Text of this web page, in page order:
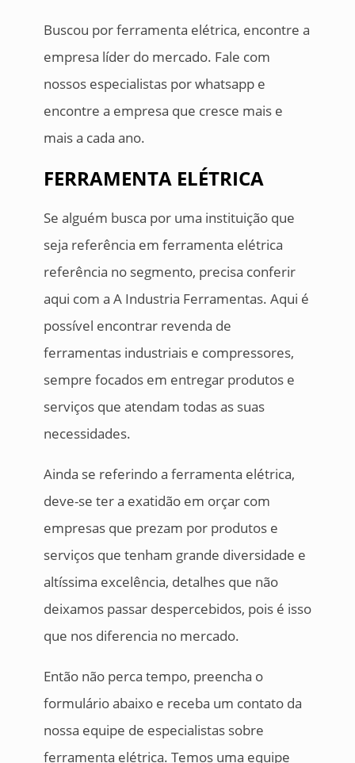
Buscou por ferramenta elétrica, encontre a
empresa líder do mercado. Fale com
nossos especialistas por whatsapp e
encontre a empresa que cresce mais e
mais a cada ano.
FERRAMENTA ELÉTRICA
Se alguém busca por uma instituição que
seja referência em ferramenta elétrica
referência no segmento, precisa conferir
aqui com a A Industria Ferramentas. Aqui é
possível encontrar revenda de
ferramentas industriais e compressores,
sempre focados em entregar produtos e
serviços que atendam todas as suas
necessidades.
Ainda se referindo a ferramenta elétrica,
deve-se ter a exatidão em orçar com
empresas que prezam por produtos e
serviços que tenham grande diversidade e
altíssima excelência, detalhes que não
deixamos passar despercebidos, pois é isso
que nos diferencia no mercado.
Então não perca tempo, preencha o
formulário abaixo e receba um contato da
nossa equipe de especialistas sobre
ferramenta elétrica. Temos uma equipe